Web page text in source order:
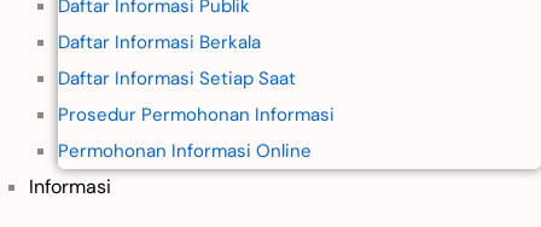
Daftar Informasi Publik
Daftar Informasi Berkala
Daftar Informasi Setiap Saat
Prosedur Permohonan Informasi
Permohonan Informasi Online
Informasi